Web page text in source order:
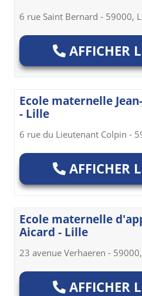
6 rue Saint Bernard - 59000,
AFFICHER
Ecole maternelle
- Lille
6 rue du Lieutenant Colpin -
AFFICHER
Ecole maternelle
Aicard - Lille
23 avenue Verhaeren -
AFFICHER